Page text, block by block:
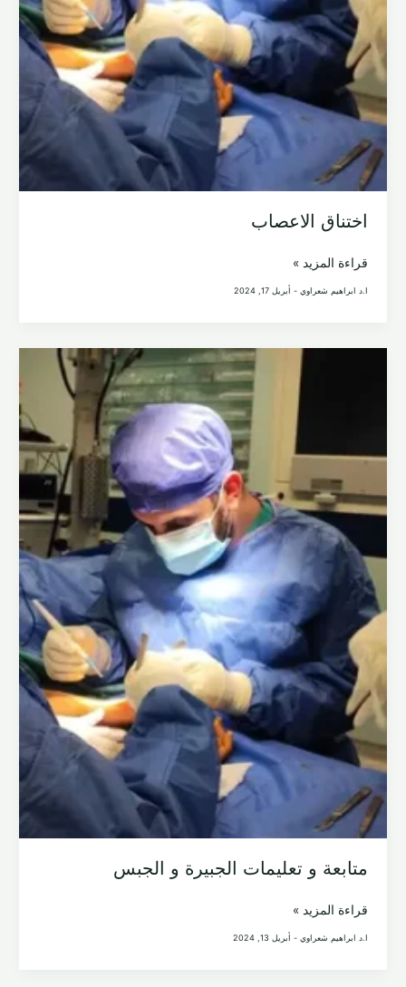
اختناق الاعصاب
اختناق
الاعصاب
قراءة المزيد »
ا.د ابراهيم شعراوي - أبريل 17, 2024
متابعة و تعليمات الجبيرة و الجبس
متابعة
و
قراءة المزيد »
ا.د ابراهيم شعراوي - أبريل 13, 2024